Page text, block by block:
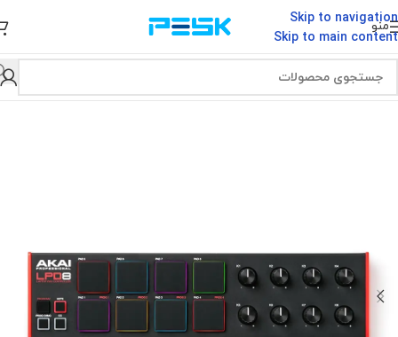
Skip to navigation
Skip to main content
منو